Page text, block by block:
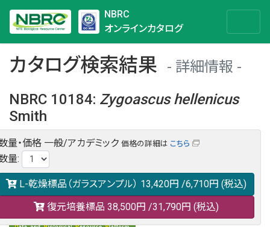
NBRC
オンラインカタログ
カタログ検索結果
詳細情報
NBRC 10184: Zygoascus hellenicus
Smith
NBRC 10184の情報や関連データは以下のバナー(DBRP)か
らご覧ください。
日本語での検索も可能です。
量・価格 一般/アカデミック 価格の詳細は こちら
量:
L-乾燥標品（ガラスアンプル） 13,420円 /6,710円 (税込)
復元培養標品 38,500円 /31,790円 (税込)